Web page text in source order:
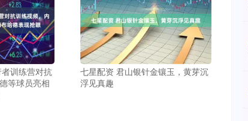
训练营对抗
等球员亮相
七星配资 君山银针金镶玉，黄芽沉
浮见真趣